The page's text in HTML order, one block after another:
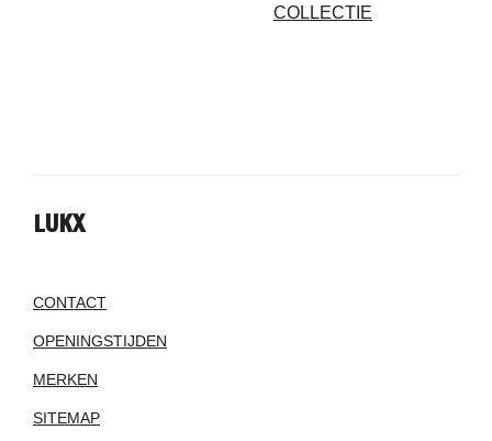
COLLECTIE
LUKX
CONTACT
OPENINGSTIJDEN
MERKEN
SITEMAP